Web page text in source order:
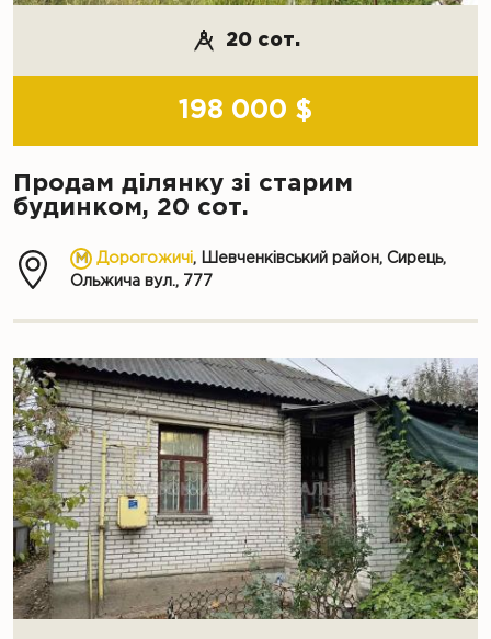
20 сот.
198 000 $
Продам ділянку зі старим
будинком, 20 сот.
Дорогожичі, Шевченківський район, Сирець,
Ольжича вул., 777